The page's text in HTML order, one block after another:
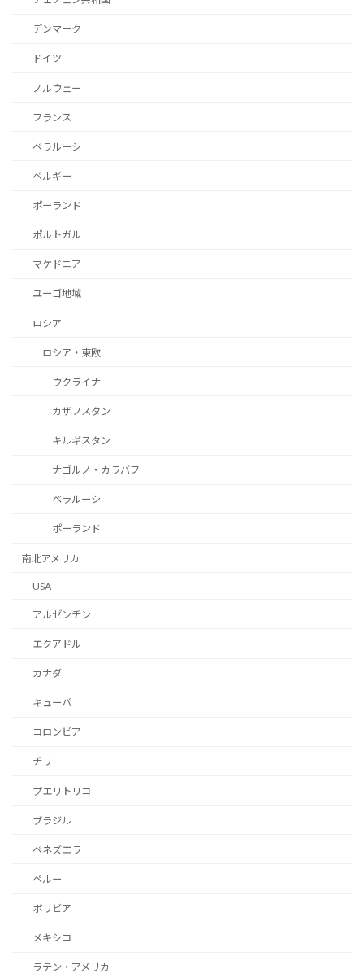
デンマーク
ドイツ
ノルウェー
フランス
ベラルーシ
ベルギー
ポーランド
ポルトガル
マケドニア
ユーゴ地域
ロシア
ロシア・東欧
ウクライナ
カザフスタン
キルギスタン
ナゴルノ・カラバフ
ベラルーシ
ポーランド
南北アメリカ
USA
アルゼンチン
エクアドル
カナダ
キューバ
コロンビア
チリ
プエリトリコ
ブラジル
ベネズエラ
ペルー
ボリビア
メキシコ
ラテン・アメリカ